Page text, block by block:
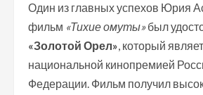
Один из главных успехов Юрия
фильм «Тихие омуты»был
«Золотой Орел», который
национальной кинопремией
Федерации. Фильм получил